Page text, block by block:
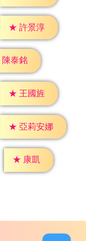
★ 許景淳
陳泰銘
★ 王國旌
★ 亞莉安娜
★ 康凱